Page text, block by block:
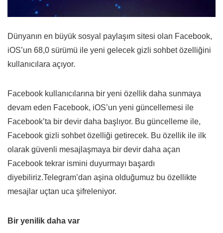
Dünyanın en büyük sosyal paylaşım sitesi olan Facebook,
iOS’un 68,0 sürümü ile yeni gelecek gizli sohbet özelliğini
kullanıcılara açıyor.
Facebook kullanıcılarına bir yeni özellik daha sunmaya
devam eden Facebook, iOS’un yeni güncellemesi ile
Facebook’ta bir devir daha başlıyor. Bu güncelleme ile,
Facebook gizli sohbet özelliği getirecek. Bu özellik ile ilk
olarak güvenli mesajlaşmaya bir devir daha açan
Facebook tekrar ismini duyurmayı başardı
diyebiliriz.Telegram’dan aşina olduğumuz bu özellikte
mesajlar uçtan uca şifreleniyor.
Bir yenilik daha var